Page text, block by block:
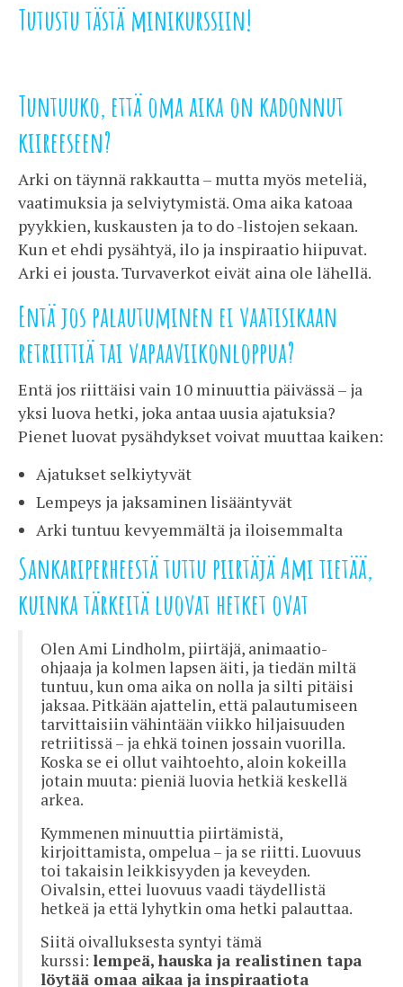
Tutustu tästä minikurssiin!
Tuntuuko, että oma aika on kadonnut
kiireeseen?
Arki on täynnä rakkautta – mutta myös meteliä,
vaatimuksia ja selviytymistä. Oma aika katoaa
pyykkien, kuskausten ja to do -listojen sekaan.
Kun et ehdi pysähtyä, ilo ja inspiraatio hiipuvat.
Arki ei jousta. Turvaverkot eivät aina ole lähellä.
Entä jos palautuminen ei vaatisikaan
retriittiä tai vapaaviikonloppua?
Entä jos riittäisi vain 10 minuuttia päivässä – ja
yksi luova hetki, joka antaa uusia ajatuksia?
Pienet luovat pysähdykset voivat muuttaa kaiken:
Ajatukset selkiytyvät
Lempeys ja jaksaminen lisääntyvät
Arki tuntuu kevyemmältä ja iloisemmalta
Sankariperheestä tuttu piirtäjä Ami tietää,
kuinka tärkeitä luovat hetket ovat
Olen Ami Lindholm, piirtäjä, animaatio-
ohjaaja ja kolmen lapsen äiti, ja tiedän miltä
tuntuu, kun oma aika on nolla ja silti pitäisi
jaksaa. Pitkään ajattelin, että palautumiseen
tarvittaisiin vähintään viikko hiljaisuuden
retriitissä – ja ehkä toinen jossain vuorilla.
Koska se ei ollut vaihtoehto, aloin kokeilla
jotain muuta: pieniä luovia hetkiä keskellä
arkea.
Kymmenen minuuttia piirtämistä,
kirjoittamista, ompelua – ja se riitti. Luovuus
toi takaisin leikkisyyden ja keveyden.
Oivalsin, ettei luovuus vaadi täydellistä
hetkeä ja että lyhytkin oma hetki palauttaa.
Siitä oivalluksesta syntyi tämä
kurssi: lempeä, hauska ja realistinen tapa
löytää omaa aikaa ja inspiraatiota